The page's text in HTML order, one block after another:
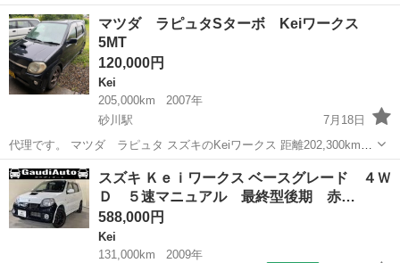
名： スズキ ■ 車種名： Ｋｅｉ ■ グレード名： リミテッド
４ＷＤ キーレスエントリー ＡＴ ＡＢＳ ＣＤ ＭＤ アルミホ
イール エアコン...
北海道 帯広市 Kei
マツダ ラピュタSターボ Keiワークス
5MT
120,000円
Kei
205,000km
2007年
砂川駅
7月18日
代理です。 マツダ ラピュタ スズキのKeiワークス 距離202,300km
FF 5MT スタッドレス渡しになります。 現在のホイールは付きませ
ん。 走る曲がる止まるは問題有りません。 マフラーがセンターパイプ
から変わ...
北海道 砂川市 砂川駅
スズキ Ｋｅｉワークス ベースグレード ４Ｗ
Ｄ ５速マニュアル 最終型後期 赤…
588,000円
Kei
131,000km
2009年